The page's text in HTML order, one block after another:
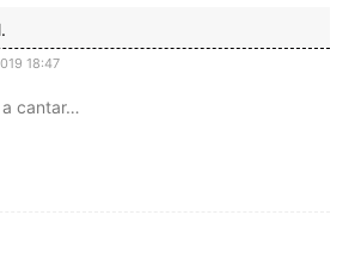
18:47
cantar…